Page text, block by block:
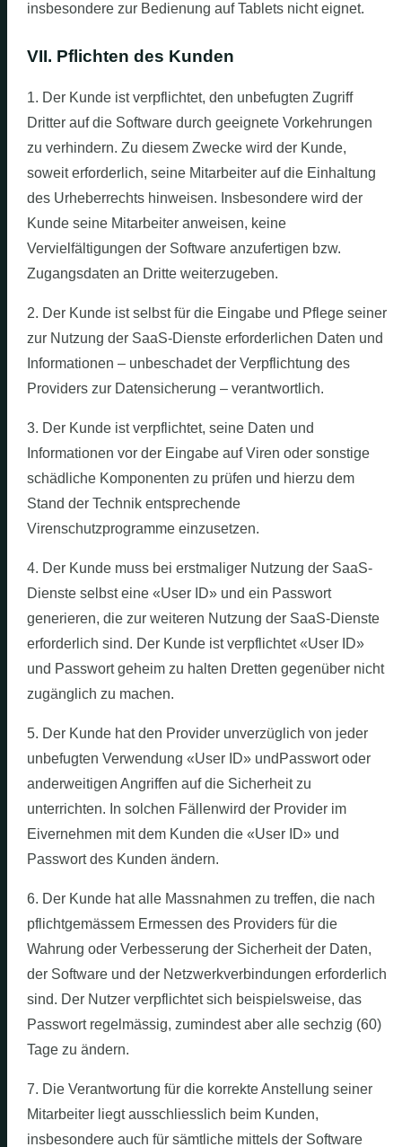
insbesondere zur Bedienung auf Tablets nicht eignet.
VII. Pflichten des Kunden
1. Der Kunde ist verpflichtet, den unbefugten Zugriff
Dritter auf die Software durch geeignete Vorkehrungen
zu verhindern. Zu diesem Zwecke wird der Kunde,
soweit erforderlich, seine Mitarbeiter auf die Einhaltung
des Urheberrechts hinweisen. Insbesondere wird der
Kunde seine Mitarbeiter anweisen, keine
Vervielfältigungen der Software anzufertigen bzw.
Zugangsdaten an Dritte weiterzugeben.
2. Der Kunde ist selbst für die Eingabe und Pflege seiner
zur Nutzung der SaaS-Dienste erforderlichen Daten und
Informationen – unbeschadet der Verpflichtung des
Providers zur Datensicherung – verantwortlich.
3. Der Kunde ist verpflichtet, seine Daten und
Informationen vor der Eingabe auf Viren oder sonstige
schädliche Komponenten zu prüfen und hierzu dem
Stand der Technik entsprechende
Virenschutzprogramme einzusetzen.
4. Der Kunde muss bei erstmaliger Nutzung der SaaS-
Dienste selbst eine «User ID» und ein Passwort
generieren, die zur weiteren Nutzung der SaaS-Dienste
erforderlich sind. Der Kunde ist verpflichtet «User ID»
und Passwort geheim zu halten Dretten gegenüber nicht
zugänglich zu machen.
5. Der Kunde hat den Provider unverzüglich von jeder
unbefugten Verwendung «User ID» undPasswort oder
anderweitigen Angriffen auf die Sicherheit zu
unterrichten. In solchen Fällenwird der Provider im
Eivernehmen mit dem Kunden die «User ID» und
Passwort des Kunden ändern.
6. Der Kunde hat alle Massnahmen zu treffen, die nach
pflichtgemässem Ermessen des Providers für die
Wahrung oder Verbesserung der Sicherheit der Daten,
der Software und der Netzwerkverbindungen erforderlich
sind. Der Nutzer verpflichtet sich beispielsweise, das
Passwort regelmässig, zumindest aber alle sechzig (60)
Tage zu ändern.
7. Die Verantwortung für die korrekte Anstellung seiner
Mitarbeiter liegt ausschliesslich beim Kunden,
insbesondere auch für sämtliche mittels der Software